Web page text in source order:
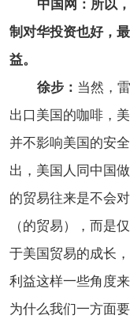
中国网：所以
制对华投资也好，
益。
徐步： 当然，
出口美国的咖啡，
并不影响美国的安
出，美国人同中国
的贸易往来是不会
（的贸易），而是
于美国贸易的成长
利益这样一些角度
为什么我们一方面